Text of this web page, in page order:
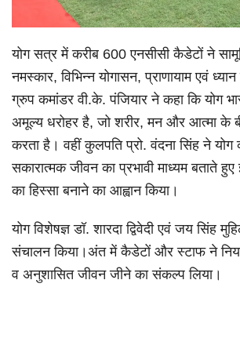
योग सत्र में करीब 600 एनसीसी कैडेटों ने
नमस्कार, विभिन्न योगासन, प्राणायाम एवं
ग्रुप कमांडर वी.के. पंजियार ने कहा कि योग
अमूल्य धरोहर है, जो शरीर, मन और आत्मा के
करता है। वहीं कुलपति प्रो. वंदना सिंह ने
सकारात्मक जीवन का प्रभावी माध्यम बताते हुए
का हिस्सा बनाने का आह्वान किया।
योग विशेषज्ञ डॉ. शारदा द्विवेदी एवं जय सिंह
संचालन किया।अंत में कैडेटों और स्टाफ ने
व अनुशासित जीवन जीने का संकल्प लिया।